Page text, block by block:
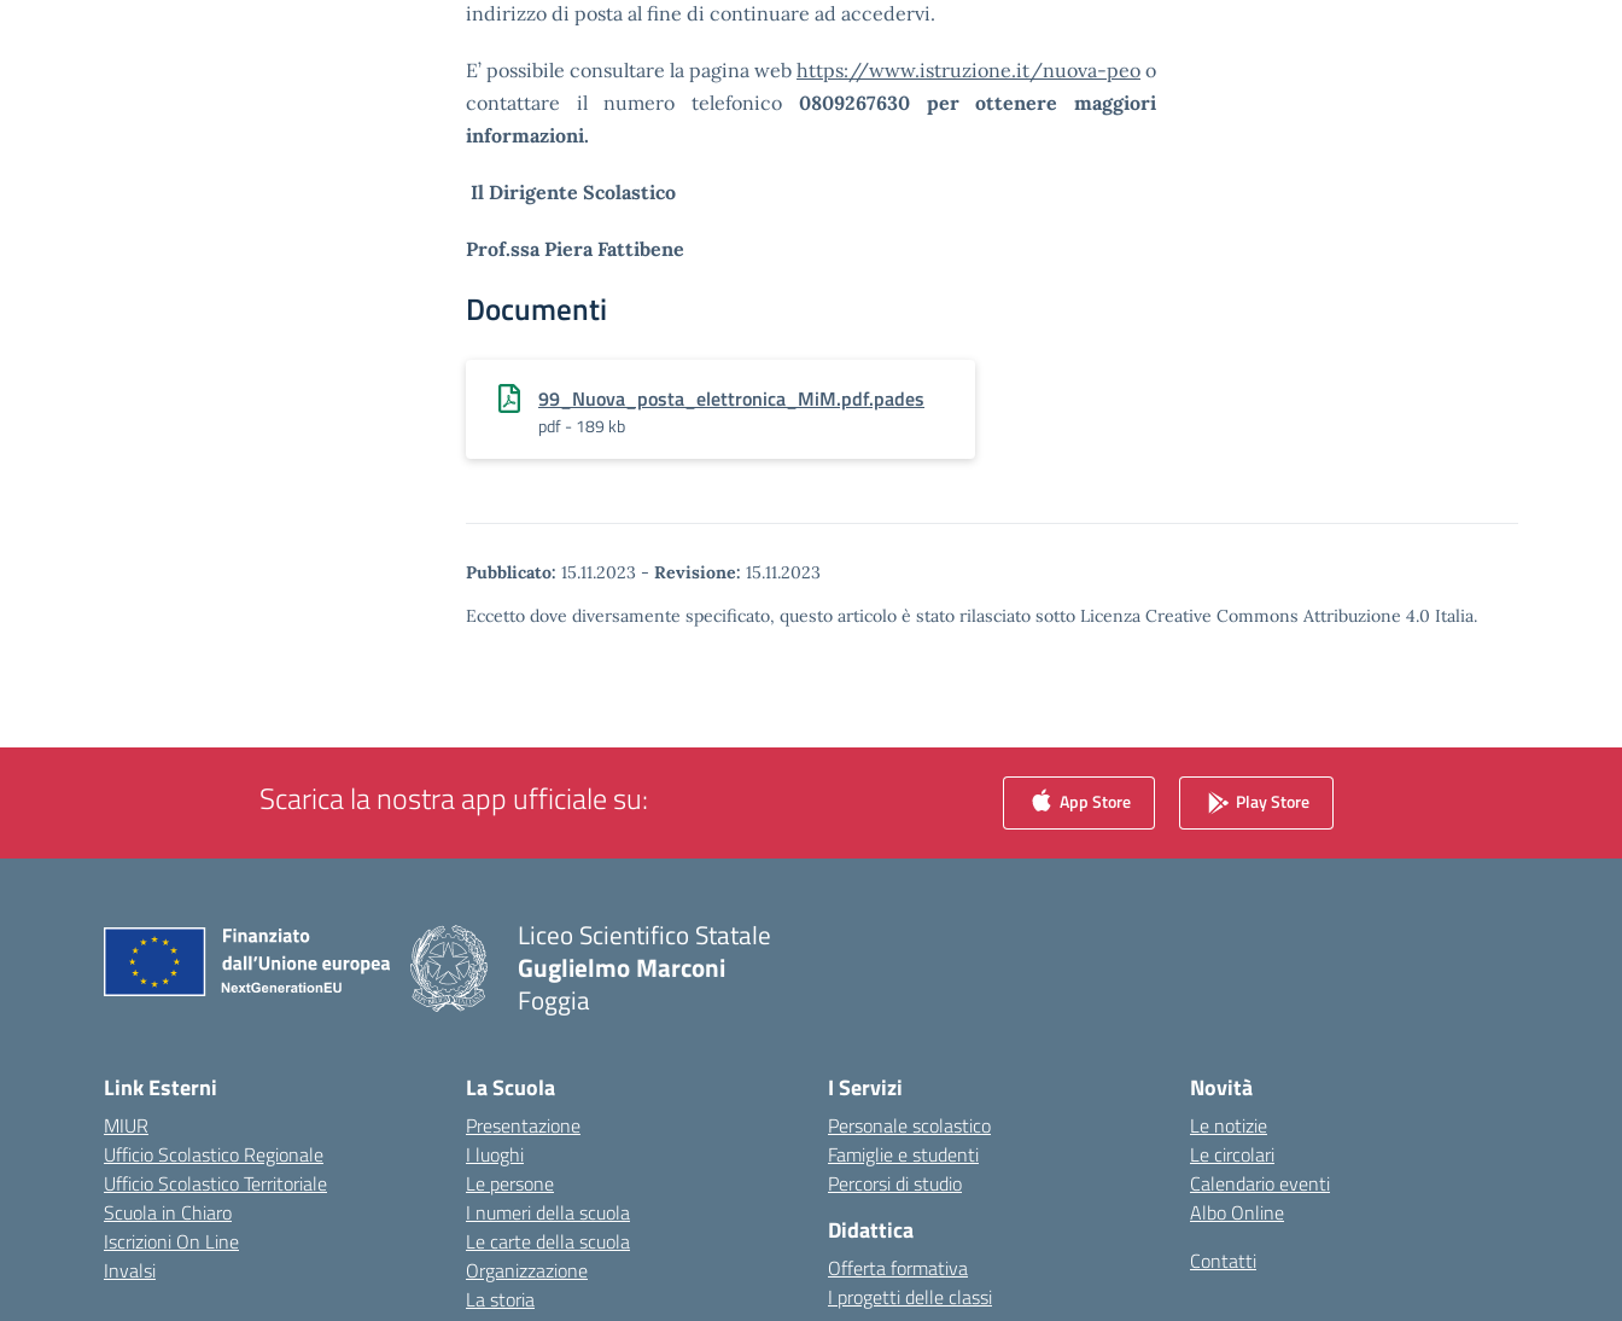
indirizzo di posta al fine di continuare ad accedervi.
E’ possibile consultare la pagina web https://www.istruzione.it/nuova-peo o
contattare il numero telefonico 0809267630 per ottenere maggiori
informazioni.
Il Dirigente Scolastico
Prof.ssa Piera Fattibene
Documenti
99_Nuova_posta_elettronica_MiM.pdf.pades
pdf - 189 kb
Pubblicato: 15.11.2023 - Revisione: 15.11.2023
Eccetto dove diversamente specificato, questo articolo è stato rilasciato sotto Licenza Creative Commons Attribuzione 4.0 Italia.
Scarica la nostra app ufficiale su: App Store Play Store
Liceo Scientifico Statale
Guglielmo Marconi
Foggia
Link Esterni
MIUR
Ufficio Scolastico Regionale
Ufficio Scolastico Territoriale
Scuola in Chiaro
Iscrizioni On Line
Invalsi
La Scuola
Presentazione
I luoghi
Le persone
I numeri della scuola
Le carte della scuola
Organizzazione
La storia
I Servizi
Personale scolastico
Famiglie e studenti
Percorsi di studio
Didattica
Offerta formativa
I progetti delle classi
Novità
Le notizie
Le circolari
Calendario eventi
Albo Online
Contatti